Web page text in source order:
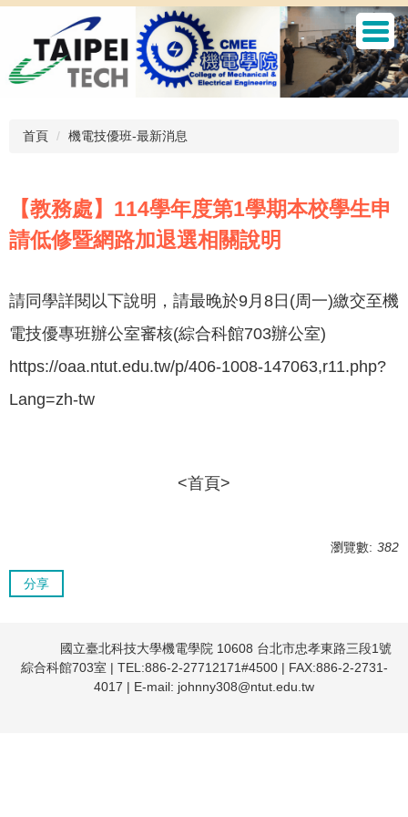
要
首頁 機電技優班-最新消息
【教務處】114學年度第1學期本校學生申
請低修暨網路加退選相關說明
請同學詳閱以下說明，請最晚於9月8日(周一)繳交至機
電技優專班辦公室審核(綜合科館703辦公室)
https://oaa.ntut.edu.tw/p/406-1008-147063,r11.php?
Lang=zh-tw
<首頁>
瀏覽數: 382
分享
國立臺北科技大學機電學院 10608 台北市忠孝東路三段1號
綜合科館703室 | TEL:886-2-27712171#4500 | FAX:886-2-2731-
4017 | E-mail: johnny308@ntut.edu.tw